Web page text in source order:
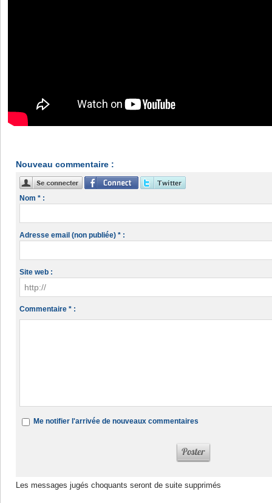
Nouveau commentaire :
Nom * :
Adresse email (non publiée) * :
Site web :
Commentaire * :
Me notifier l'arrivée de nouveaux commentaires
Les messages jugés choquants seront de suite supprimés